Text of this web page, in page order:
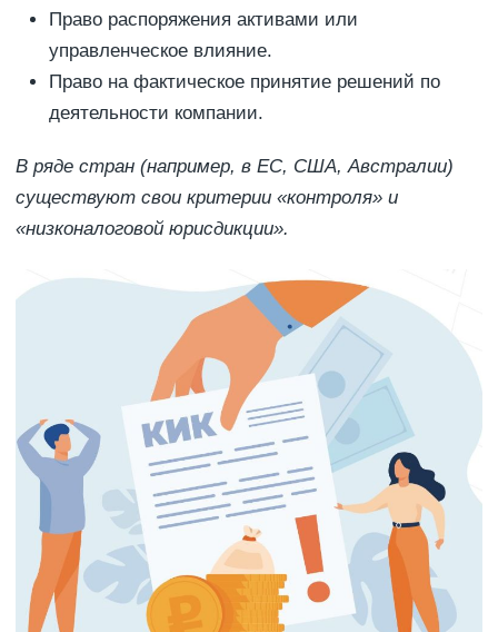
Право распоряжения активами или
управленческое влияние.
Право на фактическое принятие решений по
деятельности компании.
В ряде стран (например, в ЕС, США, Австралии)
существуют свои критерии «контроля» и
«низконалоговой юрисдикции».